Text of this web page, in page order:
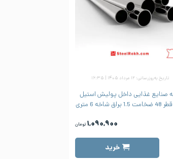
تاریخ به‌روزرسانی: ۱۲ مرداد ۱۴۰۵ | ۱۶:۳۵
صنایع غذایی داخل پولیش استیل
۱,۰۹۰,۹۰۰ تومان
خرید